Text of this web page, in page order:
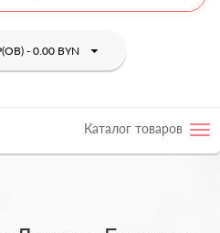
- 0.00 BYN
Каталог товаров